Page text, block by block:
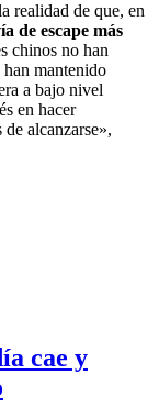
realidad de que, en
de escape más
chinos no han
mantenido
a bajo nivel
en hacer
alcanzarse»,
cae y